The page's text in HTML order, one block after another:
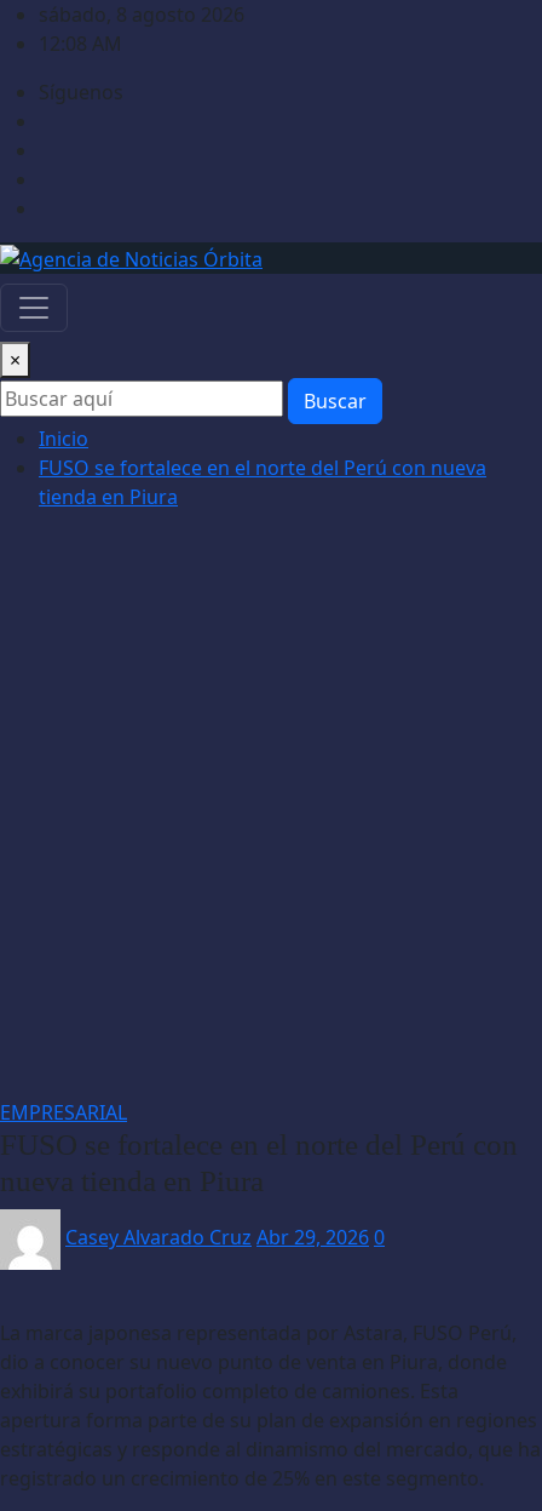
Saltarsábado, 8 agosto 2026
12:08 AM
Síguenos
×
Buscar
Inicio
FUSO se fortalece en el norte del Perú con nueva
tienda en Piura
EMPRESARIAL
FUSO se fortalece en el norte del Perú con
nueva tienda en Piura
Casey Alvarado Cruz Abr 29, 20260
La marca japonesa representada por Astara, FUSO Perú,
dio a conocer su nuevo punto de venta en Piura, donde
exhibirá su portafolio completo de camiones. Esta
apertura forma parte de su plan de expansión en regiones
estratégicas y responde al dinamismo del mercado, que ha
registrado un crecimiento de 25% en este segmento.